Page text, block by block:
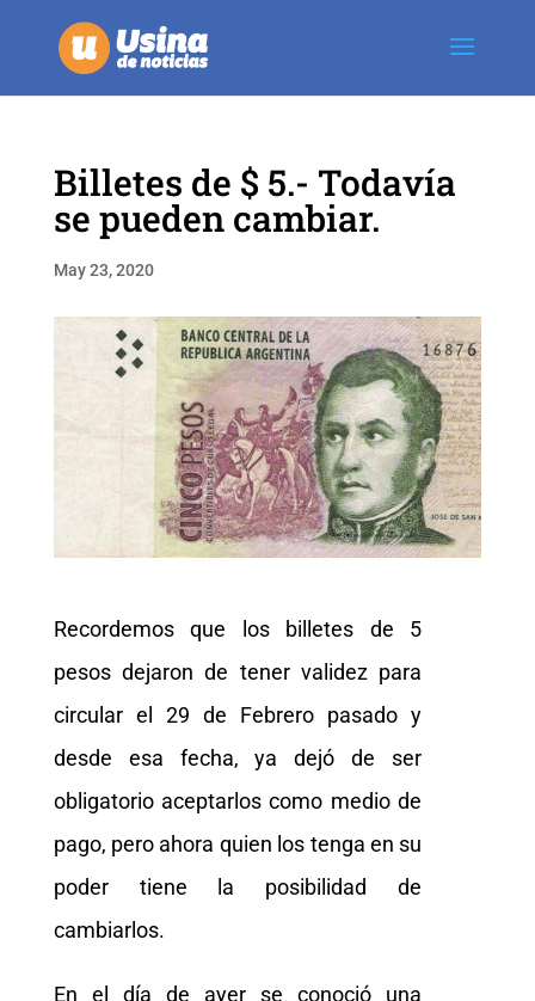
Billetes de $ 5.- Todavía
se pueden cambiar.
May 23, 2020
Recordemos que los billetes de 5
pesos dejaron de tener validez para
circular el 29 de Febrero pasado y
desde esa fecha, ya dejó de ser
obligatorio aceptarlos como medio de
pago, pero ahora quien los tenga en su
poder tiene la posibilidad de
cambiarlos.
En el día de ayer se conoció una